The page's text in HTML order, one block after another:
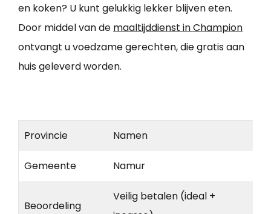
en koken? U kunt gelukkig lekker blijven eten.
Door middel van de maaltijddienst in Champion
ontvangt u voedzame gerechten, die gratis aan
huis geleverd worden.
Provincie Namen
Gemeente Namur
Beoordeling
Veilig betalen (ideal +